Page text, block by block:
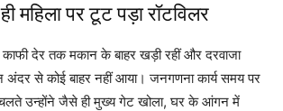
महिला पर टूट पड़ा रॉटविलर
काफी देर तक मकान के बाहर खड़ी रहीं और दरवाजा
अंदर से कोई बाहर नहीं आया। जनगणना कार्य समय पर
उन्होंने जैसे ही मुख्य गेट खोला, घर के आंगन में